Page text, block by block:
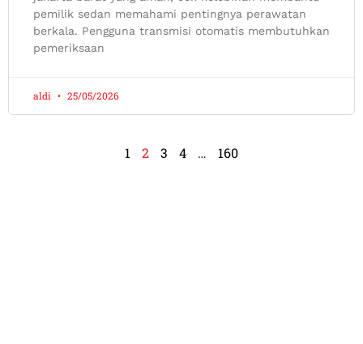
pemilik sedan memahami pentingnya perawatan
berkala. Pengguna transmisi otomatis membutuhkan
pemeriksaan
aldi 25/05/2026
1 2 3 4 … 160